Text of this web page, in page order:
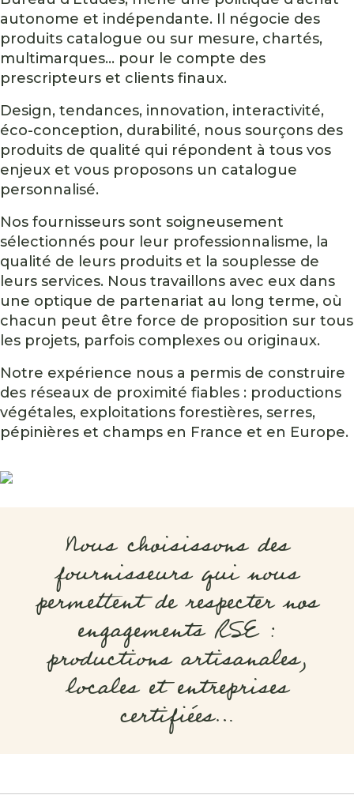
autonome et indépendante. Il négocie des
produits catalogue ou sur mesure, chartés,
multimarques... pour le compte des
prescripteurs et clients finaux.
Design, tendances, innovation, interactivité,
éco-conception, durabilité, nous sourçons des
produits de qualité qui répondent à tous vos
enjeux et vous proposons un catalogue
personnalisé.
Nos fournisseurs sont soigneusement
sélectionnés pour leur professionnalisme, la
qualité de leurs produits et la souplesse de
leurs services. Nous travaillons avec eux dans
une optique de partenariat au long terme, où
chacun peut être force de proposition sur tous
les projets, parfois complexes ou originaux.
Notre expérience nous a permis de construire
des réseaux de proximité fiables : productions
végétales, exploitations forestières, serres,
pépinières et champs en France et en Europe.
Nous choisissons des
fournisseurs qui nous
permettent de respecter nos
engagements RSE :
productions artisanales,
locales et entreprises
certifiées…